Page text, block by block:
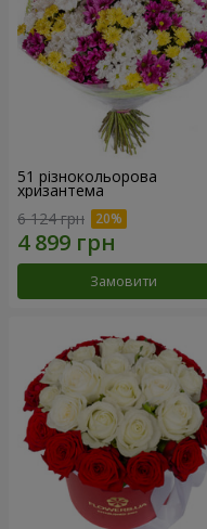
51 різнокольорова
хризантема
6 124 грн
Замовити